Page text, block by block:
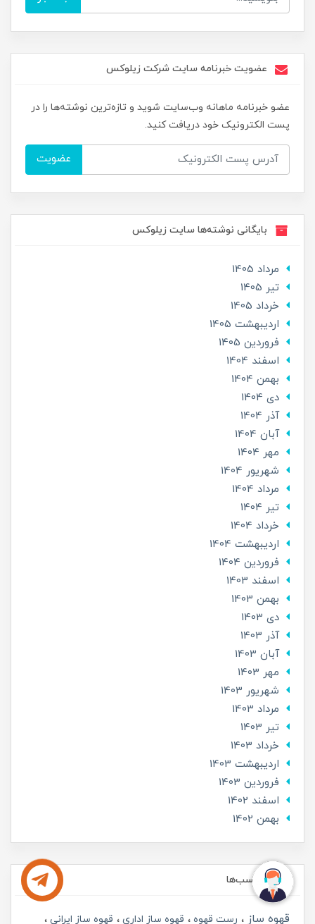
عضویت خبرنامه سایت شرکت زیلوکس
عضو خبرنامه ماهانه وب‌سایت شوید و تازه‌ترین نوشته‌ها را در
پست الکترونیک خود دریافت کنید.
عضویت
بایگانی نوشته‌ها سایت زیلوکس
مرداد 1405
تير 1405
خرداد 1405
ارديبهشت 1405
فروردین 1405
اسفند 1404
بهمن 1404
دی 1404
آذر 1404
آبان 1404
مهر 1404
شهریور 1404
مرداد 1404
تير 1404
خرداد 1404
ارديبهشت 1404
فروردین 1404
اسفند 1403
بهمن 1403
دی 1403
آذر 1403
آبان 1403
مهر 1403
شهریور 1403
مرداد 1403
تير 1403
خرداد 1403
ارديبهشت 1403
فروردین 1403
اسفند 1402
بهمن 1402
برچسب‌ها
قهوه ساز رست قهوه قهوه ساز اداری قهوه ساز ایرانی